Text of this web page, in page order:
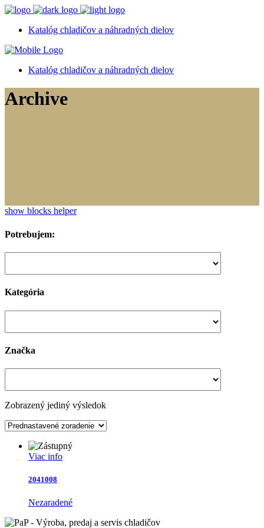
Katalóg chladičov a náhradných dielov
Katalóg chladičov a náhradných dielov
Archive
show blocks helper
Potrebujem:
Kategória
Značka
Zobrazený jediný výsledok
Viac info
2041008
Nezaradené